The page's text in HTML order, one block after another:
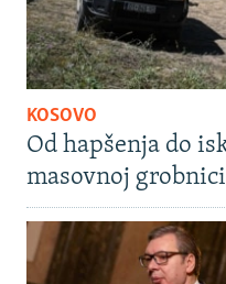
KOSOVO
Od hapšenja do
masovnoj